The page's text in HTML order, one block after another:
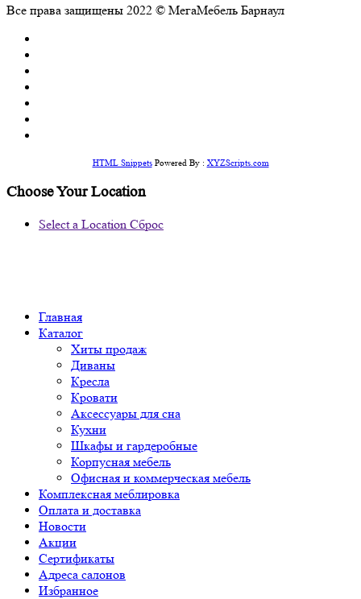
Все права защищены 2022 © МегаМебель Барнаул
HTML SnippetsPowered By : XYZScripts.com
Choose Your Location
Select a Location Сброс
Главная
Каталог
Хиты продаж
Диваны
Кресла
Кровати
Аксессуары для сна
Кухни
Шкафы и гардеробные
Корпусная мебель
Офисная и коммерческая мебель
Комплексная меблировка
Оплата и доставка
Новости
Акции
Сертификаты
Адреса салонов
Избранное